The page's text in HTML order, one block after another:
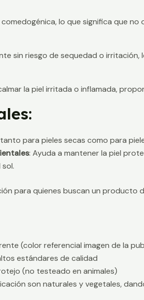
comedogénica, lo que significa que
sin riesgo de sequedad o
la piel irritada o inflamada,
para pieles secas como para
: Ayuda a mantener la piel
para quienes buscan un
(color referencial imagen de la
estándares de calidad
(no testeado en animales)
son naturales y vegetales,